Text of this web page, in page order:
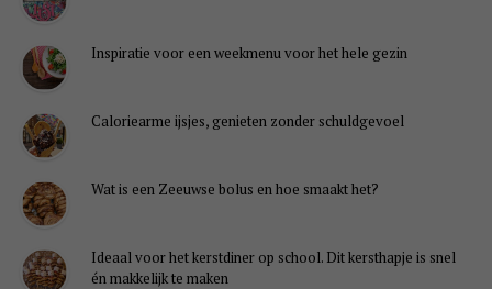
Inspiratie voor een weekmenu voor het hele gezin
Caloriearme ijsjes, genieten zonder schuldgevoel
Wat is een Zeeuwse bolus en hoe smaakt het?
Ideaal voor het kerstdiner op school. Dit kersthapje is snel
én makkelijk te maken